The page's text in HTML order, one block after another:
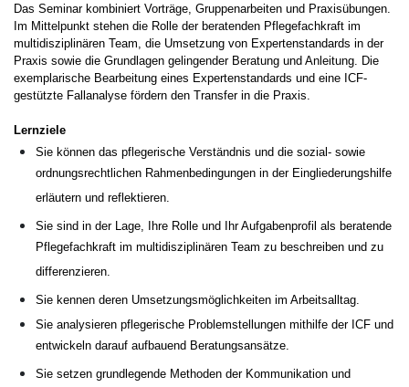
Das Seminar kombiniert Vorträge, Gruppenarbeiten und Praxisübungen.
Im Mittelpunkt stehen die Rolle der beratenden Pflegefachkraft im
multidisziplinären Team, die Umsetzung von Expertenstandards in der
Praxis sowie die Grundlagen gelingender Beratung und Anleitung. Die
exemplarische Bearbeitung eines Expertenstandards und eine ICF-
gestützte Fallanalyse fördern den Transfer in die Praxis.
Lernziele
Sie können das pflegerische Verständnis und die sozial- sowie
ordnungsrechtlichen Rahmenbedingungen in der Eingliederungshilfe
erläutern und reflektieren.
Sie sind in der Lage, Ihre Rolle und Ihr Aufgabenprofil als beratende
Pflegefachkraft im multidisziplinären Team zu beschreiben und zu
differenzieren.
Sie kennen deren Umsetzungsmöglichkeiten im Arbeitsalltag.
Sie analysieren pflegerische Problemstellungen mithilfe der ICF und
entwickeln darauf aufbauend Beratungsansätze.
Sie setzen grundlegende Methoden der Kommunikation und